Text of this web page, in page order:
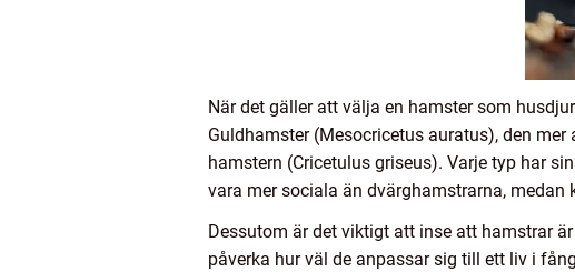
När det gäller att välja en hamster som
Guldhamster (Mesocricetus auratus), den
hamstern (Cricetulus griseus). Varje typ har
vara mer sociala än dvärghamstrarna,
Dessutom är det viktigt att inse att hamstrar
påverka hur väl de anpassar sig till ett liv i